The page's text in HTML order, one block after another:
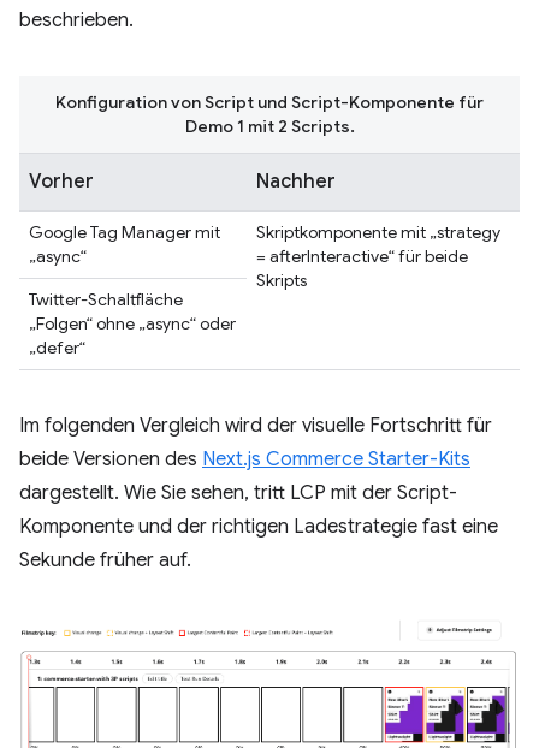
beschrieben.
Vorher Nachher
Google Tag Manager mit
„async“
Skriptkomponente mit „strategy
= afterInteractive“ für beide
Skripts
Twitter-Schaltfläche
„Folgen“ ohne „async“ oder
„defer“
Konfiguration von Script und Script-Komponente für
Demo 1 mit 2 Scripts.
Im folgenden Vergleich wird der visuelle Fortschritt für
beide Versionen des Next.js Commerce Starter-Kits
dargestellt. Wie Sie sehen, tritt LCP mit der Script-
Komponente und der richtigen Ladestrategie fast eine
Sekunde früher auf.